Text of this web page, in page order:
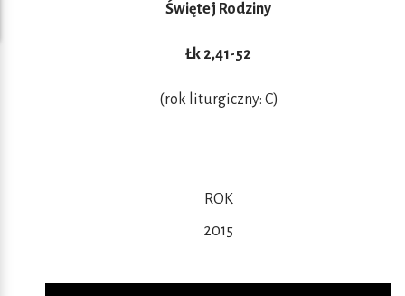
Świętej Rodziny
Łk 2,41-52
(rok liturgiczny: C)
ROK
2015